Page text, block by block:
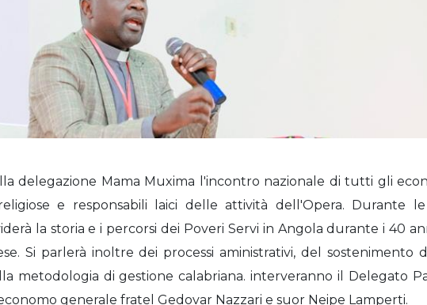
delegazione Mama Muxima l'incontro nazionale di tutti gli
e responsabili laici delle attività dell'Opera. Durante
la storia e i percorsi dei Poveri Servi in Angola durante i 40
Si parlerà inoltre dei processi aministrativi, del sostenimento
metodologia di gestione calabriana. interveranno il Delegato
generale fratel Gedovar Nazzari e suor Neipe Lamperti.